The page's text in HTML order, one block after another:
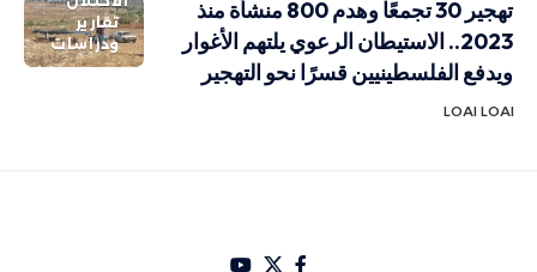
تقارير
ودراسات
تهجير 30 تجمعًا وهدم 800 منشأة منذ
2023.. الاستيطان الرعوي يلتهم الأغوار
ويدفع الفلسطينيين قسرًا نحو التهجير
LOAI LOAI